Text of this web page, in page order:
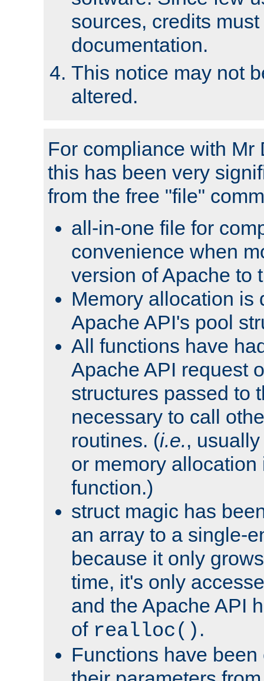
sources, credits
documentation.
This notice may not
altered.
For compliance with Mr
this has been very
from the free "file"
all-in-one file for
convenience when
version of Apache to
Memory allocation is
Apache API's pool
All functions have
Apache API request
structures passed to
necessary to call
routines. (i.e.,
or memory
function.)
struct magic has
an array to a single-
because it only
time, it's only
and the Apache API
of realloc() .
Functions have